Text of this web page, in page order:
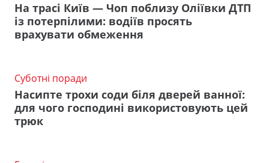
На трасі Київ — Чоп поблизу Оліївки ДТП
із потерпілими: водіїв просять
врахувати обмеження
Суботні поради
Насипте трохи соди біля дверей ванної:
для чого господині використовують цей
трюк